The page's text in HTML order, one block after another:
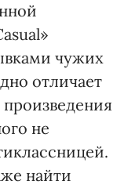
чужих
отличает
не
найти